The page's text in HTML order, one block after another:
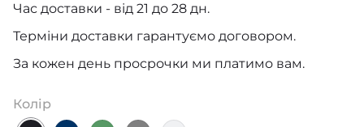
Час доставки - від 21 до 28 дн.
Терміни доставки гарантуємо договором.
За кожен день просрочки ми платимо вам.
Колір